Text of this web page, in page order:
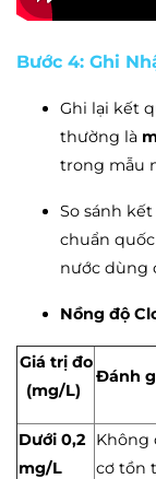
Bước 4: Ghi
Ghi lại kết
thường là
trong mẫu
So sánh
chuẩn
nước dùng
Nồng độ
Giá trị đo
(mg/L)
Đánh
Dưới 0,2
mg/L
Không
cơ tồn